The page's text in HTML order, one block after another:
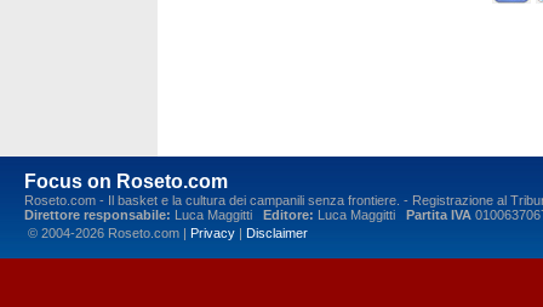
Focus on Roseto.com
Roseto.com - Il basket e la cultura dei campanili senza frontiere. - Registrazione al
Direttore responsabile: Luca Maggitti Editore: Luca Maggitti Partita IVA
© 2004-2026 Roseto.com | Privacy | Disclaimer